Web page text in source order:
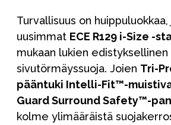
Turvallisuus on
uusimmat ECE R129 i-Size -
mukaan lukien edistyksellinen
sivutörmäyssuoja. Joien Tri-
pääntuki Intelli-Fit™-
Guard Surround Safety™-
kolme ylimääräistä